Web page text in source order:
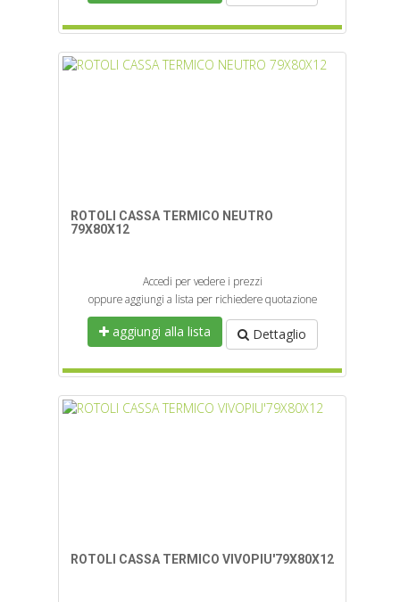
ROTOLI CASSA TERMICO NEUTRO
79X80X12
Accedi per vedere i prezzi
oppure aggiungi a lista per richiedere quotazione
aggiungi alla lista Dettaglio
ROTOLI CASSA TERMICO VIVOPIU'79X80X12